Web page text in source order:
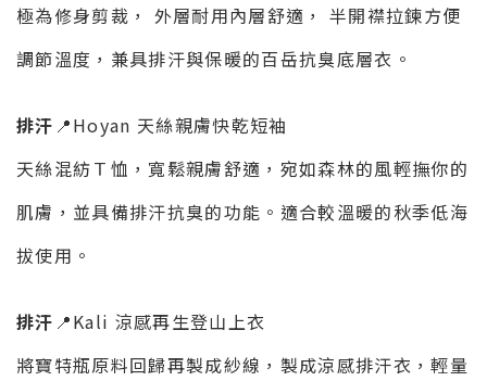
極為修身剪裁， 外層耐用內層舒適， 半開襟拉鍊方便
調節溫度，兼具排汗與保暖的百岳抗臭底層衣。
排汗 📍Hoyan 天絲親膚快乾短袖
天絲混紡Ｔ恤，寬鬆親膚舒適，宛如森林的風輕撫你的
肌膚，並具備排汗抗臭的功能。適合較溫暖的秋季低海
拔使用。
排汗 📍Kali 涼感再生登山上衣
將寶特瓶原料回歸再製成紗線，製成涼感排汗衣，輕量